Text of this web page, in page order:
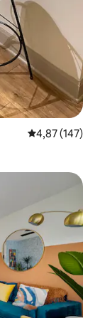
4,87 de uma
4,87 (147)